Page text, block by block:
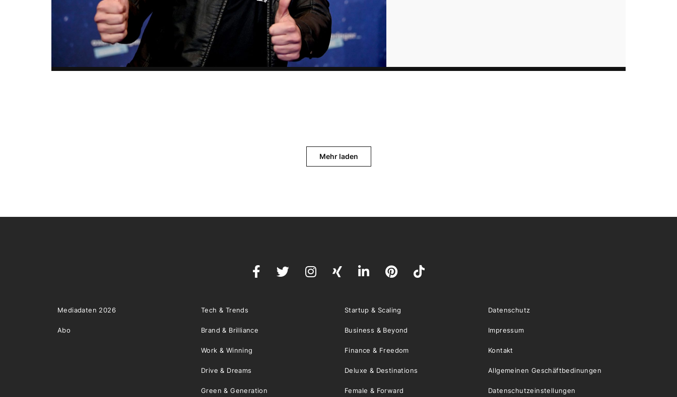
Mehr laden
Mediadaten 2026
Abo
Tech & Trends Startup & Scaling
Brand & Brilliance Business & Beyond
Work & Winning Finance & Freedom
Drive & Dreams Deluxe & Destinations
Green & Generation Female & Forward
Datenschutz
Impressum
Kontakt
Allgemeinen Geschäftbedinungen
Datenschutzeinstellungen